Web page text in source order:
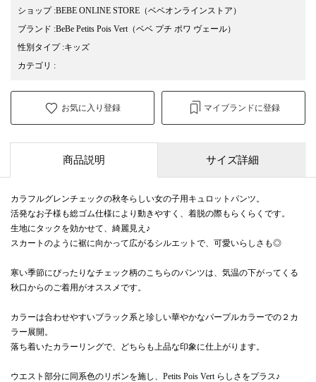
ショップ:BEBE ONLINE STORE（ベベオンラインストア）
ブランド :BeBe Petits Pois Vert （ベベ プチ ポワ ヴェール）
性別タイプ:キッズ
カテゴリ :
お気に入り登録 マイブランドに登録
商品説明 サイズ詳細
カラフルグレンチェックの秋冬らしい女の子用キュロットパンツ。
活発なお子様も総ゴム仕様により動きやすく、着脱の際もらくらくです。
生地にタックを効かせて、綺麗見え♪
スカートのように裾に向かって広がるシルエットで、可愛いらしさも◎
寒い季節にぴったりなチェック柄のこちらのパンツは、気温の下がってくる
秋口からのご着用がオススメです。
カラーは合わせやすいブラック系と珍しい華やかなパープルカラーでの２カ
ラー展開。
落ち着いたカラーリングで、どちらも上品な印象に仕上がります。
ウエスト部分に同系色のリボンを施し、Petits Pois Vert らしさをプラス♪